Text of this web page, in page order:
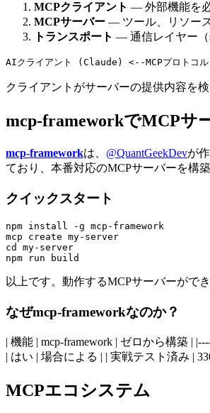
MCPクライアント — 外部機能を必
MCPサーバー — ツール、リソー
トランスポート — 通信レイヤー（
クライアントがサーバーの提供内容を
mcp-frameworkでMCPサ
mcp-frameworkは、 @QuantGeekDevが
ており、本番対応のMCPサーバーを構
クイックスタート
npm install -g mcp-framework
mcp create my-server
cd my-server
以上です。動作するMCPサーバーがで
なぜmcp-frameworkなのか？
| 機能 | mcp-framework | ゼロから構築 |
| はい | 場合による | | 実戦テスト済み |
MCPエコシステム